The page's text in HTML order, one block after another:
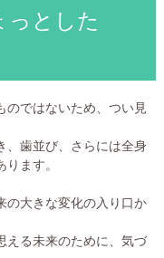
っとした
のではないため、つい見
、歯並び、さらには全身
ます。
の大きな変化の入り口か
える未来のために、気づ